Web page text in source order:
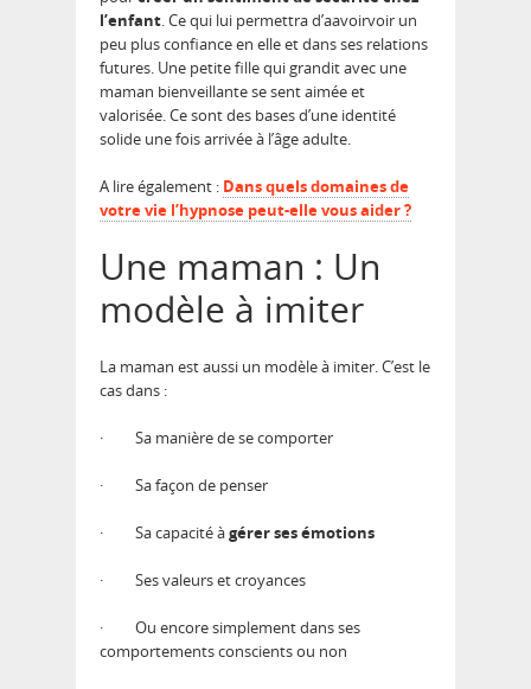
l’enfant. Ce qui lui permettra d’aavoirvoir un
peu plus confiance en elle et dans ses relations
futures. Une petite fille qui grandit avec une
maman bienveillante se sent aimée et
valorisée. Ce sont des bases d’une identité
solide une fois arrivée à l’âge adulte.
A lire également : Dans quels domaines de
votre vie l’hypnose peut-elle vous aider ?
Une maman : Un
modèle à imiter
La maman est aussi un modèle à imiter. C’est le
cas dans :
· Sa manière de se comporter
· Sa façon de penser
· Sa capacité àgérer ses émotions
· Ses valeurs et croyances
· Ou encore simplement dans ses
comportements conscients ou non